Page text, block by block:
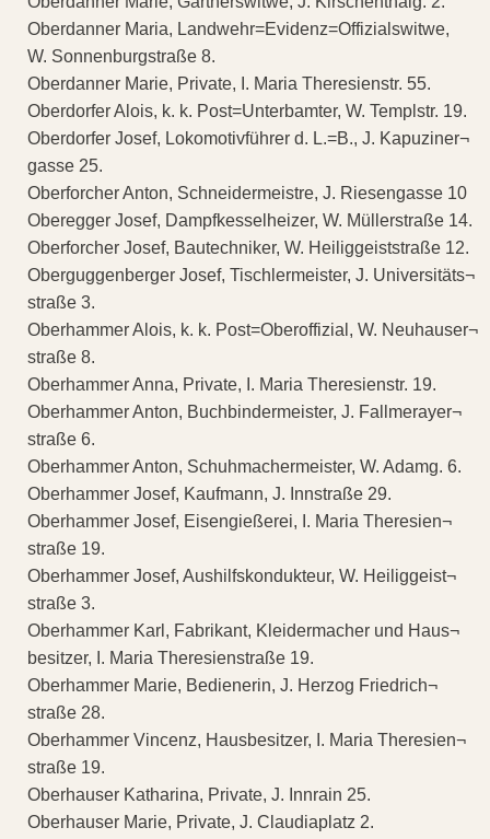
Oberdanner Maria, Landwehr=Evidenz=Offizialswitwe,
W. Sonnenburgstraße 8.
Oberdanner Marie, Private, I. Maria Theresienstr. 55.
Oberdorfer Alois, k. k. Post=Unterbamter, W. Templstr. 19.
Oberdorfer Josef, Lokomotivführer d. L.=B., J. Kapuziner¬
gasse 25.
Oberforcher Anton, Schneidermeistre, J. Riesengasse 10
Oberegger Josef, Dampfkesselheizer, W. Müllerstraße 14.
Oberforcher Josef, Bautechniker, W. Heiliggeiststraße 12.
Oberguggenberger Josef, Tischlermeister, J. Universitäts¬
straße 3.
Oberhammer Alois, k. k. Post=Oberoffizial, W. Neuhauser¬
straße 8.
Oberhammer Anna, Private, I. Maria Theresienstr. 19.
Oberhammer Anton, Buchbindermeister, J. Fallmerayer¬
straße 6.
Oberhammer Anton, Schuhmachermeister, W. Adamg. 6.
Oberhammer Josef, Kaufmann, J. Innstraße 29.
Oberhammer Josef, Eisengießerei, I. Maria Theresien¬
straße 19.
Oberhammer Josef, Aushilfskondukteur, W. Heiliggeist¬
straße 3.
Oberhammer Karl, Fabrikant, Kleidermacher und Haus¬
besitzer, I. Maria Theresienstraße 19.
Oberhammer Marie, Bedienerin, J. Herzog Friedrich¬
straße 28.
Oberhammer Vincenz, Hausbesitzer, I. Maria Theresien¬
straße 19.
Oberhauser Katharina, Private, J. Innrain 25.
Oberhauser Marie, Private, J. Claudiaplatz 2.